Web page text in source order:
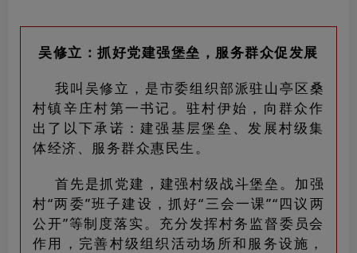
吴修立：抓好党建强堡垒，服务群众促发展
我叫吴修立，是市委组织部派驻山亭区桑
村镇辛庄村第一书记。驻村伊始，向群众作
出了以下承诺：建强基层堡垒、发展村级集
体经济、服务群众惠民生。
首先是抓党建，建强村级战斗堡垒。加强
村“两委”班子建设，抓好“三会一课”“四议两
公开”等制度落实。充分发挥村务监督委员会
作用，完善村级组织活动场所和服务设施，